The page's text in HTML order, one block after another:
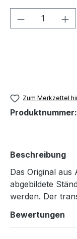
Produkt
Zum Merkzettel
Produktnummer:
Beschreibung
Das Original
abgebildete
werden. Der
Bewertungen